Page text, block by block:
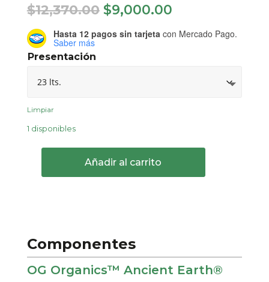
$12,370.00 Original
was:
$9,000.00Current
is:
Hasta 12 pagos sin tarjeta con Mercado Pago.
Saber más
Presentación
Limpiar
1 disponibles
Añadir al carrito
Componentes
OG Organics™ Ancient Earth®